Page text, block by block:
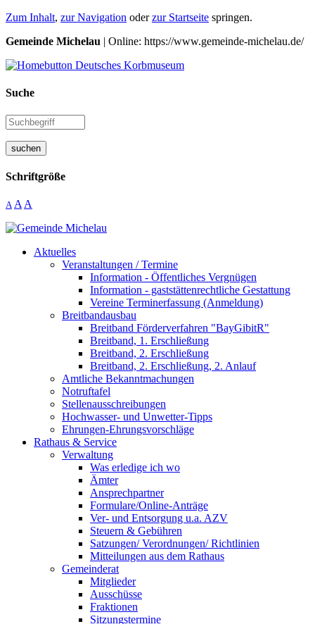
Zum Inhalt, zur Navigation oderzur Startseite springen.
Gemeinde Michelau | Online: https://www.gemeinde-michelau.de/
Suche
suchen
Schriftgröße
A A A
Aktuelles
Veranstaltungen / Termine
Information - Öffentliches Vergnügen
Information - gaststättenrechtliche Gestattung
Vereine Terminerfassung (Anmeldung)
Breitbandausbau
Breitband Förderverfahren "BayGibitR"
Breitband, 1. Erschließung
Breitband, 2. Erschließung
Breitband, 2. Erschließung, 2. Anlauf
Amtliche Bekanntmachungen
Notruftafel
Stellenausschreibungen
Hochwasser- und Unwetter-Tipps
Ehrungen-Ehrungsvorschläge
Rathaus & Service
Verwaltung
Was erledige ich wo
Ämter
Ansprechpartner
Formulare/Online-Anträge
Ver- und Entsorgung u.a. AZV
Steuern & Gebühren
Satzungen/ Verordnungen/ Richtlinien
Mitteilungen aus dem Rathaus
Gemeinderat
Mitglieder
Ausschüsse
Fraktionen
Sitzungstermine